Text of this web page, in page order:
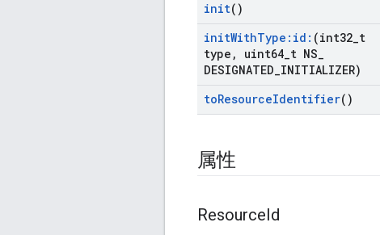
init()
initWithType:id: (int32 t
type , uint64 t NS
DESIGNATED INITIALIZER)
toResourceIdentifier()
属性
ResourceId